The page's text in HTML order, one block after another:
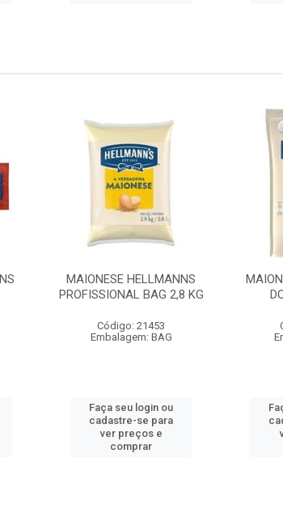
MAIONESE HELLMANNS
PROFISSIONAL BAG 2,8 KG
Código: 21453
Embalagem: BAG
Faça seu login ou
cadastre-se para
ver preços e
comprar